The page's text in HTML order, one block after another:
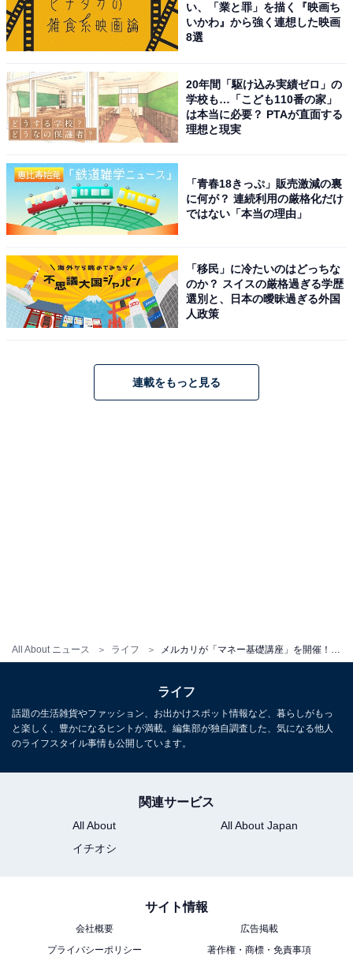
All About ニュース ライフ
形成の基礎」
第2回は、お金に関する状況だけではなく、なぜお金に
関する知識や判断が必要になるのか、そしてお金を増や
融リテラシーサポート部の吉田貴弘さんが解説してくれ
第3回も東京証券取引所 金融リテラシーサポート部の吉
いという人も多いかもしれませんね。制度や運用商品の
選び方を解説してくれます。
YouTube ライブ
い、「業と罪」を描く『映画ち
いかわ』から強く連想した映画
8選
20年間「駆け込み実績ゼロ」の
学校も…「こども110番の家」
は本当に必要？ PTAが直面する
理想と現実
「青春18きっぷ」販売激減の裏
に何が？ 連続利用の厳格化だけ
ではない「本当の理由」
「移民」に冷たいのはどっちな
のか？ スイスの厳格過ぎる学歴
選別と、日本の曖昧過ぎる外国
人政策
連載をもっと見る
ライフ
話題の生活雑貨やファッション、お出かけスポット情報など、暮らしがもっ
と楽しく、豊かになるヒントが満載。編集部が独自調査した、気になる他人
のライフスタイル事情も公開しています。
関連サービス
All About
All About Japan
イチオシ
サイト情報
会社概要
広告掲載
プライバシーポリシー
著作権・商標・免責事項